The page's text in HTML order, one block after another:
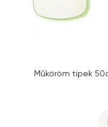
Műköröm tipek